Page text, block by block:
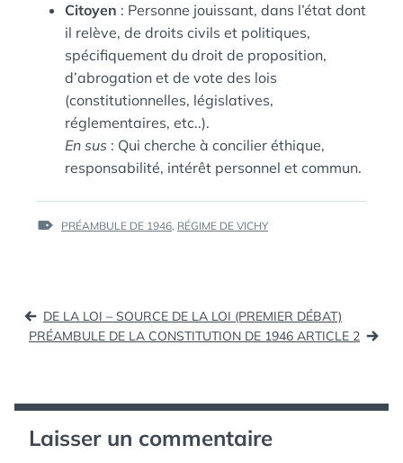
Citoyen : Personne jouissant, dans l’état dont
il relève, de droits civils et politiques,
spécifiquement du droit de proposition,
d’abrogation et de vote des lois
(constitutionnelles, législatives,
réglementaires, etc..).
En sus : Qui cherche à concilier éthique,
responsabilité, intérêt personnel et commun.
ÉTIQUETTES :
PRÉAMBULE DE 1946, RÉGIME DE VICHY
Navigation
de
DE LA LOI – SOURCE DE LA LOI (PREMIER DÉBAT)
PRÉAMBULE DE LA CONSTITUTION DE 1946 ARTICLE 2
Laisser un commentaire